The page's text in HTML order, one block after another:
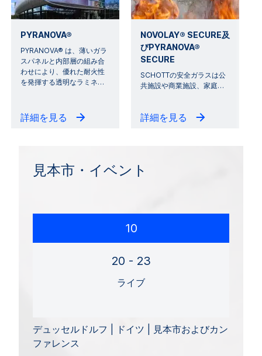
PYRANOVA®
PYRANOVA® は、薄いガラ
スパネルと内部層の組み合
わせにより、優れた耐火性
を発揮する透明なラミネ…
詳細を見る
NOVOLAY® SECURE及
びPYRANOVA®
SECURE
SCHOTTの安全ガラスは公
共施設や商業施設、家庭…
詳細を見る
見本市・イベント
10
20 - 23
ライブ
デュッセルドルフ | ドイツ | 見本市およびカン
ファレンス